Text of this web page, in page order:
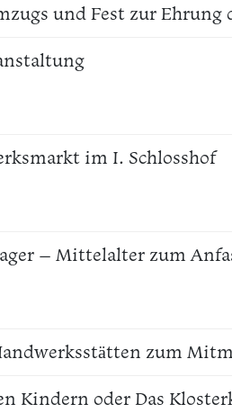
und Fest zur Ehrung
im I. Schlosshof
– Mittelalter zum
zum
Kindern oder Das